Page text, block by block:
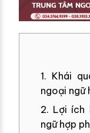
1. Khái
ngoại ngữ
2. Lợi ích
ngữ hợp